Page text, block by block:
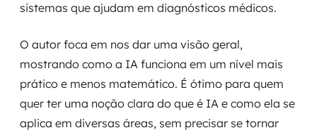
sistemas que ajudam em diagnósticos médicos.
O autor foca em nos dar uma visão geral,
mostrando como a IA funciona em um nível mais
prático e menos matemático. É ótimo para quem
quer ter uma noção clara do que é IA e como ela se
aplica em diversas áreas, sem precisar se tornar